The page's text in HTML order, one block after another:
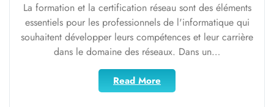
La formation et la certification réseau sont des éléments
essentiels pour les professionnels de l'informatique qui
souhaitent développer leurs compétences et leur carrière
dans le domaine des réseaux. Dans un…
Read More
vos